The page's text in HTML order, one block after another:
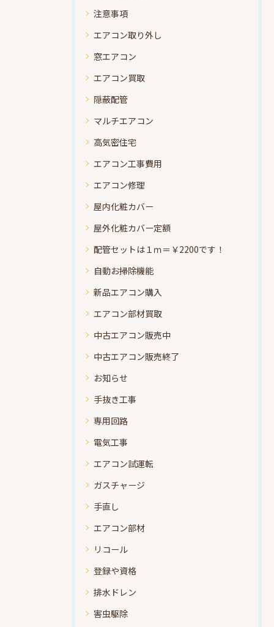
注意事項
エアコン取り外し
窓エアコン
エアコン買取
隠蔽配管
マルチエアコン
高気密住宅
エアコン工事費用
エアコン修理
屋内化粧カバー
屋外化粧カバー定額
配管セットは１ｍ＝￥2200です！
自動お掃除機能
新品エアコン購入
エアコン部材買取
中古エアコン販売中
中古エアコン販売終了
お知らせ
手抜き工事
専用回路
電気工事
エアコン試運転
ガスチャージ
手直し
エアコン部材
リコール
登録や資格
排水ドレン
害虫駆除